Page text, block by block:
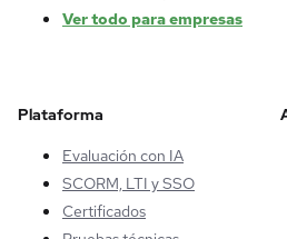
Ver todo para empresas
Plataforma
Evaluación con IA
SCORM, LTI y SSO
Certificados